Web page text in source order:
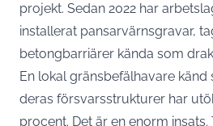
projekt. Sedan 2022 har
installerat pansarvärnsgravar,
betongbarriärer kända som
En lokal gränsbefälhavare känd
deras försvarsstrukturer har
procent. Det är en enorm insats.